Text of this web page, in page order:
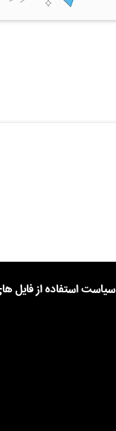
سیاست استفاده از فایل